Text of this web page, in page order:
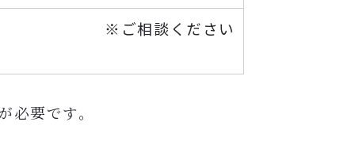
※ご相談ください
要です。